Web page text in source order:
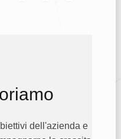
dell'azienda e